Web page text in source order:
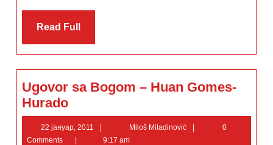
Read Full Read
Ugovor sa Bogom – Huan Gomes-
Huradosa
Bogom
–
Huan
22 јануар, 2011
јануар,
Miloš Miladinović
0
Comments
9:17 am